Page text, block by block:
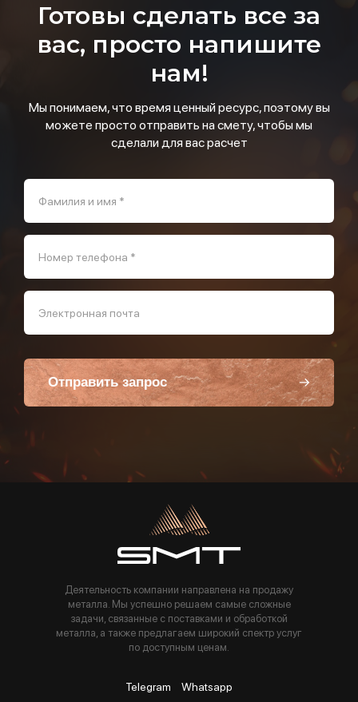
Готовы сделать все за
вас, просто напишите
нам!
Мы понимаем, что время ценный ресурс, поэтому вы
можете просто отправить на смету, чтобы мы
сделали для вас расчет
Фамилия и имя *
Номер телефона *
Электронная почта
Отправить запрос
Пользуясь данной формой вы соглашаетесь с политикой компании
Деятельность компании направлена на продажу
металла. Мы успешно решаем самые сложные
задачи, связанные с поставками и обработкой
металла, а также предлагаем широкий спектр услуг
по доступным ценам.
Telegram Whatsapp